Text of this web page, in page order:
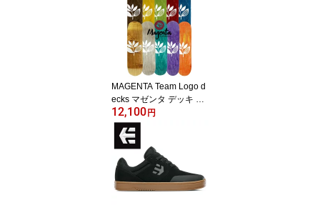
MAGENTA Team Logo d
ecks マゼンタ デッキ ス
ケボー 7.25 / 7.3 / 7.5 / 7.
625 / 7.75 / 7.875 / 8.0 /
8.125 / 8.25 / 8.375 / 8.4 /
8.5 / 8.6 / 8.7 / 8.875 スケ
ートボード 板 DECK
12,100 円